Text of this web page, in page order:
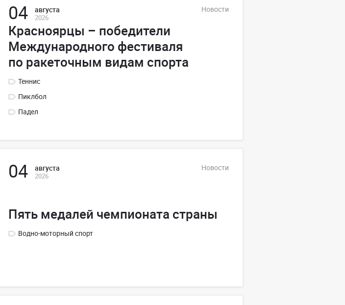
04 августа
2026
Новости
Красноярцы – победители
Международного фестиваля
по ракеточным видам спорта
Теннис
Пиклбол
Падел
04 августа
2026
Новости
Пять медалей чемпионата страны
Водно-моторный спорт